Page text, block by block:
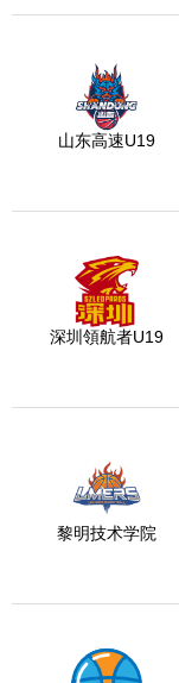
山东高速U19
深圳領航者U19
黎明技术学院